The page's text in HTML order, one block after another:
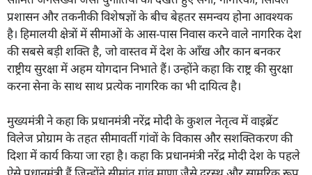
प्रशासन और तकनीकी विशेषज्ञों के बीच बेहतर समन्वय होना आवश्यक
है। हिमालयी क्षेत्रों में सीमाओं के आस-पास निवास करने वाले नागरिक देश
की सबसे बड़ी शक्ति है, जो वास्तव में देश के आँख और कान बनकर
राष्ट्रीय सुरक्षा में अहम योगदान निभाते हैं। उन्होंने कहा कि राष्ट्र की सुरक्षा
करना सेना के साथ साथ प्रत्येक नागरिक का भी दायित्व है।
मुख्यमंत्री ने कहा कि प्रधानमंत्री नरेंद्र मोदी के कुशल नेतृत्व में वाइब्रेंट
विलेज प्रोग्राम के तहत सीमावर्ती गांवों के विकास और सशक्तिकरण की
दिशा में कार्य किया जा रहा है। कहा कि प्रधानमंत्री नरेंद्र मोदी देश के पहले